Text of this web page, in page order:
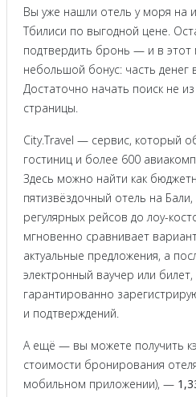
Вы уже нашли отель у моря на
Тбилиси по выгодной цене.
подтвердить бронь — и в
небольшой бонус: часть денег
Достаточно начать поиск не из
страницы.
City.Travel — сервис, который
гостиниц и более 600
Здесь можно найти как
пятизвёздочный отель на
регулярных рейсов до лоу-
мгновенно сравнивает
актуальные предложения, а
электронный ваучер или
гарантированно
и подтверждений.
А ещё — вы можете получить
стоимости бронирования
мобильном приложении), —